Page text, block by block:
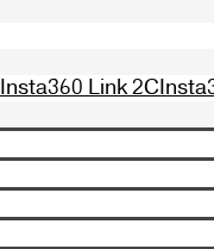
Insta360 Link 2C